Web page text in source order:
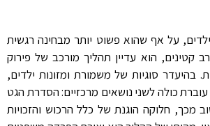
על אף שהוא פשוט יותר מבחינה רגשית
קטינים, הוא עדיין תהליך מורכב של פירוק
בהיעדר סוגיות של משמורת ומזונות ילדים,
כולה לשני נושאים מרכזיים: הסדרת הגט
מכך, חלוקה הוגנת של כלל הרכוש והזכויות